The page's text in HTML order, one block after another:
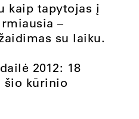
kaip tapytojas į
–
su laiku.
2012: 18
šio kūrinio